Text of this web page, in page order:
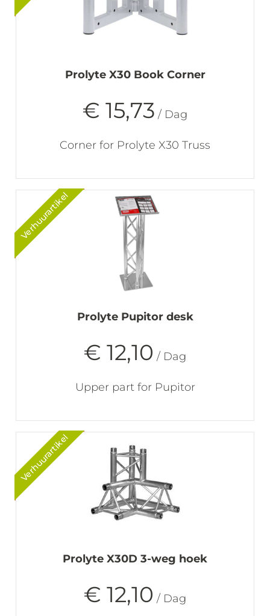
Prolyte X30 Book Corner
€ 15,73 / Dag
Corner for Prolyte X30 Truss
Prolyte Pupitor desk
€ 12,10 / Dag
Upper part for Pupitor
Verhuurartikel
Prolyte X30D 3-weg hoek
€ 12,10 / Dag
Verhuurartikel